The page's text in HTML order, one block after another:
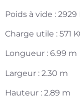
Poids à vide : 2929
Charge utile : 571
Longueur : 6.99 m
Largeur : 2.30 m
Hauteur : 2.89 m